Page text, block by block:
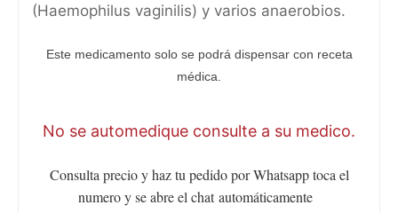
(Haemophilus vaginilis) y varios anaerobios.
Este medicamento solo se podrá dispensar con receta
médica.
No se automedique consulte a su medico.
Consulta precio y haz tu pedido por Whatsapp toca el
numero y se abre el chatautomáticamente